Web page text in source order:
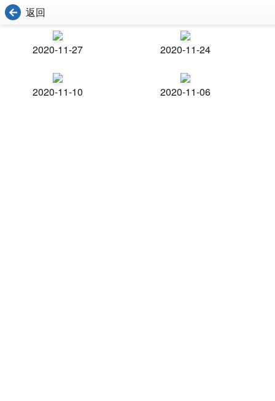
返回
2020-11-27 2020-11-24
2020-11-10 2020-11-06